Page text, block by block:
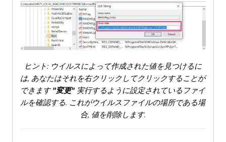
ヒント: ウイルスによって作成された値を見つけるに
は, あなたはそれを右クリックしてクリックすることが
できます"変更" 実行するように設定されているファイ
ルを確認する. これがウイルスファイルの場所である場
合, 値を削除します.